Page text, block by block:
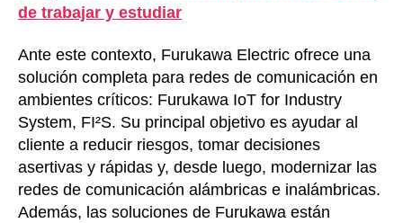
de trabajar y estudiar
Ante este contexto, Furukawa Electric ofrece una
solución completa para redes de comunicación en
ambientes críticos: Furukawa IoT for Industry
System, FI²S. Su principal objetivo es ayudar al
cliente a reducir riesgos, tomar decisiones
asertivas y rápidas y, desde luego, modernizar las
redes de comunicación alámbricas e inalámbricas.
Además, las soluciones de Furukawa están